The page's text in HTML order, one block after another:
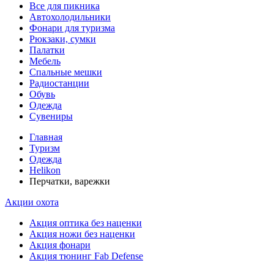
Все для пикника
Автохолодильники
Фонари для туризма
Рюкзаки, сумки
Палатки
Мебель
Спальные мешки
Радиостанции
Обувь
Одежда
Сувениры
Главная
Туризм
Одежда
Helikon
Перчатки, варежки
Акции охота
Акция оптика без наценки
Акция ножи без наценки
Акция фонари
Акция тюнинг Fab Defense